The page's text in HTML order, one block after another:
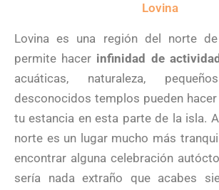
Lovina
Lovina es una región del norte
permite hacer infinidad de
acuáticas, naturaleza,
desconocidos templos pueden
tu estancia en esta parte de la isla.
norte es un lugar mucho más
encontrar alguna celebración
sería nada extraño que acabes